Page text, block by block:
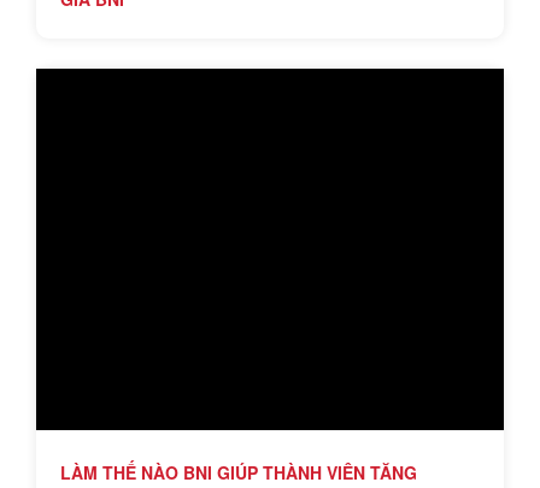
LÀM THẾ NÀO BNI GIÚP THÀNH VIÊN TĂNG